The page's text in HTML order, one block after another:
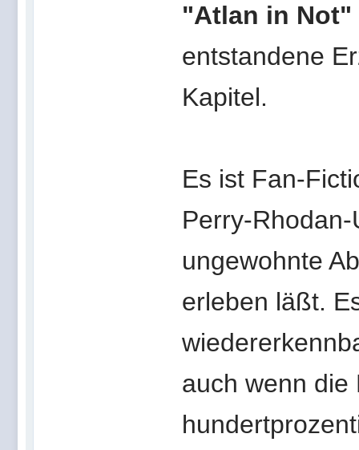
"Atlan in Not"
entstandene
Kapitel.
Es ist Fan-
Perry-
ungewohnte
erleben läßt.
auch wenn die